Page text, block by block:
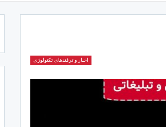
اخبار و ترفندهای تکنولوژی